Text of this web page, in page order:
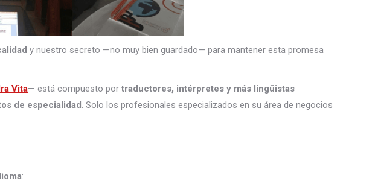
y nuestro secreto —no muy bien guardado— para mantener esta promesa
Vita— está compuesto por traductores, intérpretes y más lingüistas
de especialidad . Solo los profesionales especializados en su área de negocios
: